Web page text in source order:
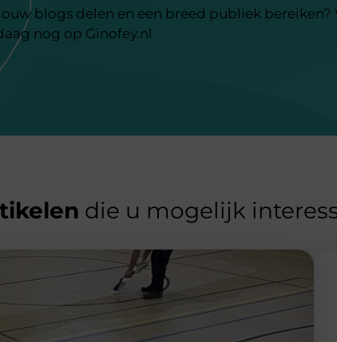
blogs delen en een breed publiek
nog op Ginofey.nl
die u mogelijk